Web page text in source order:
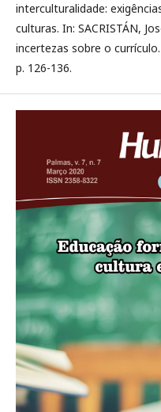
interculturalidade:
culturas. In: SACRISTÁN,
incertezas sobre o
p. 126-136.